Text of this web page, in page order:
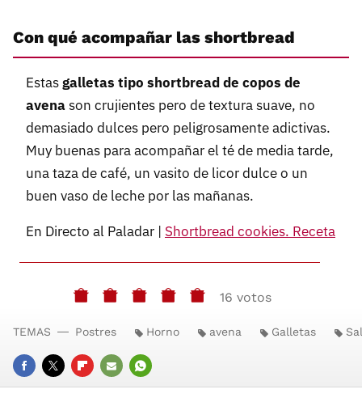
Con qué acompañar las shortbread
Estasgalletas tipo shortbread de copos de
avenason crujientes pero de textura suave, no
demasiado dulces pero peligrosamente adictivas.
Muy buenas para acompañar el té de media tarde,
una taza de café, un vasito de licor dulce o un
buen vaso de leche por las mañanas.
En Directo al Paladar | Shortbread cookies. Receta
16 votos
FACEBOOK
TWITTERFLIPBOARD
E- WHATSAPP
TEMAS Postres Horno avena Galletas Sal